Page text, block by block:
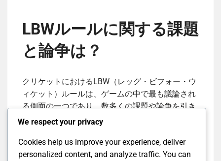
LBWルールに関する課題
と論争は？
クリケットにおけるLBW（レッグ・ビフォー・ウ
ィケット）ルールは、ゲームの中で最も議論され
る側面の一つであり、数多くの課題や論争を引き
起こしています。その解釈は、選手、審判、ファ
選手の戦略に影響を与えることがよくあります。
We respect your privacy
Cookies help us improve your experience, deliver
personalized content, and analyze traffic. You can